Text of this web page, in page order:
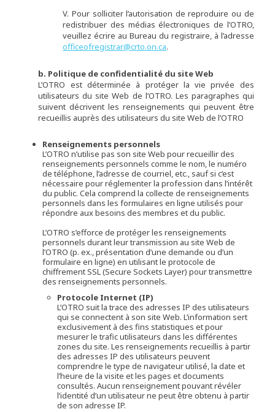
V. Pour solliciter l’autorisation de reproduire ou de
redistribuer des médias électroniques de l’OTRO,
veuillez écrire au Bureau du registraire, à l’adresse
officeofregistrar@crto.on.ca.
b. Politique de confidentialité du site Web
L’OTRO est déterminée à protéger la vie privée des
utilisateurs du site Web de l’OTRO. Les paragraphes qui
suivent décrivent les renseignements qui peuvent être
recueillis auprès des utilisateurs du site Web de l’OTRO
Renseignements personnels
L’OTRO n’utilise pas son site Web pour recueillir des
renseignements personnels comme le nom, le numéro
de téléphone, l’adresse de courriel, etc., sauf si c’est
nécessaire pour réglementer la profession dans l’intérêt
du public. Cela comprend la collecte de renseignements
personnels dans les formulaires en ligne utilisés pour
répondre aux besoins des membres et du public.
L’OTRO s’efforce de protéger les renseignements
personnels durant leur transmission au site Web de
l’OTRO (p. ex., présentation d’une demande ou d’un
formulaire en ligne) en utilisant le protocole de
chiffrement SSL (Secure Sockets Layer) pour transmettre
des renseignements personnels.
Protocole Internet (IP)
L’OTRO suit la trace des adresses IP des utilisateurs
qui se connectent à son site Web. L’information sert
exclusivement à des fins statistiques et pour
mesurer le trafic utilisateurs dans les différentes
zones du site. Les renseignements recueillis à partir
des adresses IP des utilisateurs peuvent
comprendre le type de navigateur utilisé, la date et
l’heure de la visite et les pages et documents
consultés. Aucun renseignement pouvant révéler
l’identité d’un utilisateur ne peut être obtenu à partir
de son adresse IP.